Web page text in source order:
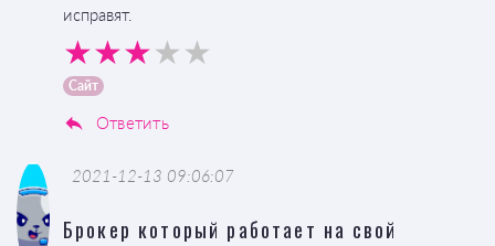
исправят.
Сайт
Ответить
2021-12-13 09:06:07
Брокер который работает на свой